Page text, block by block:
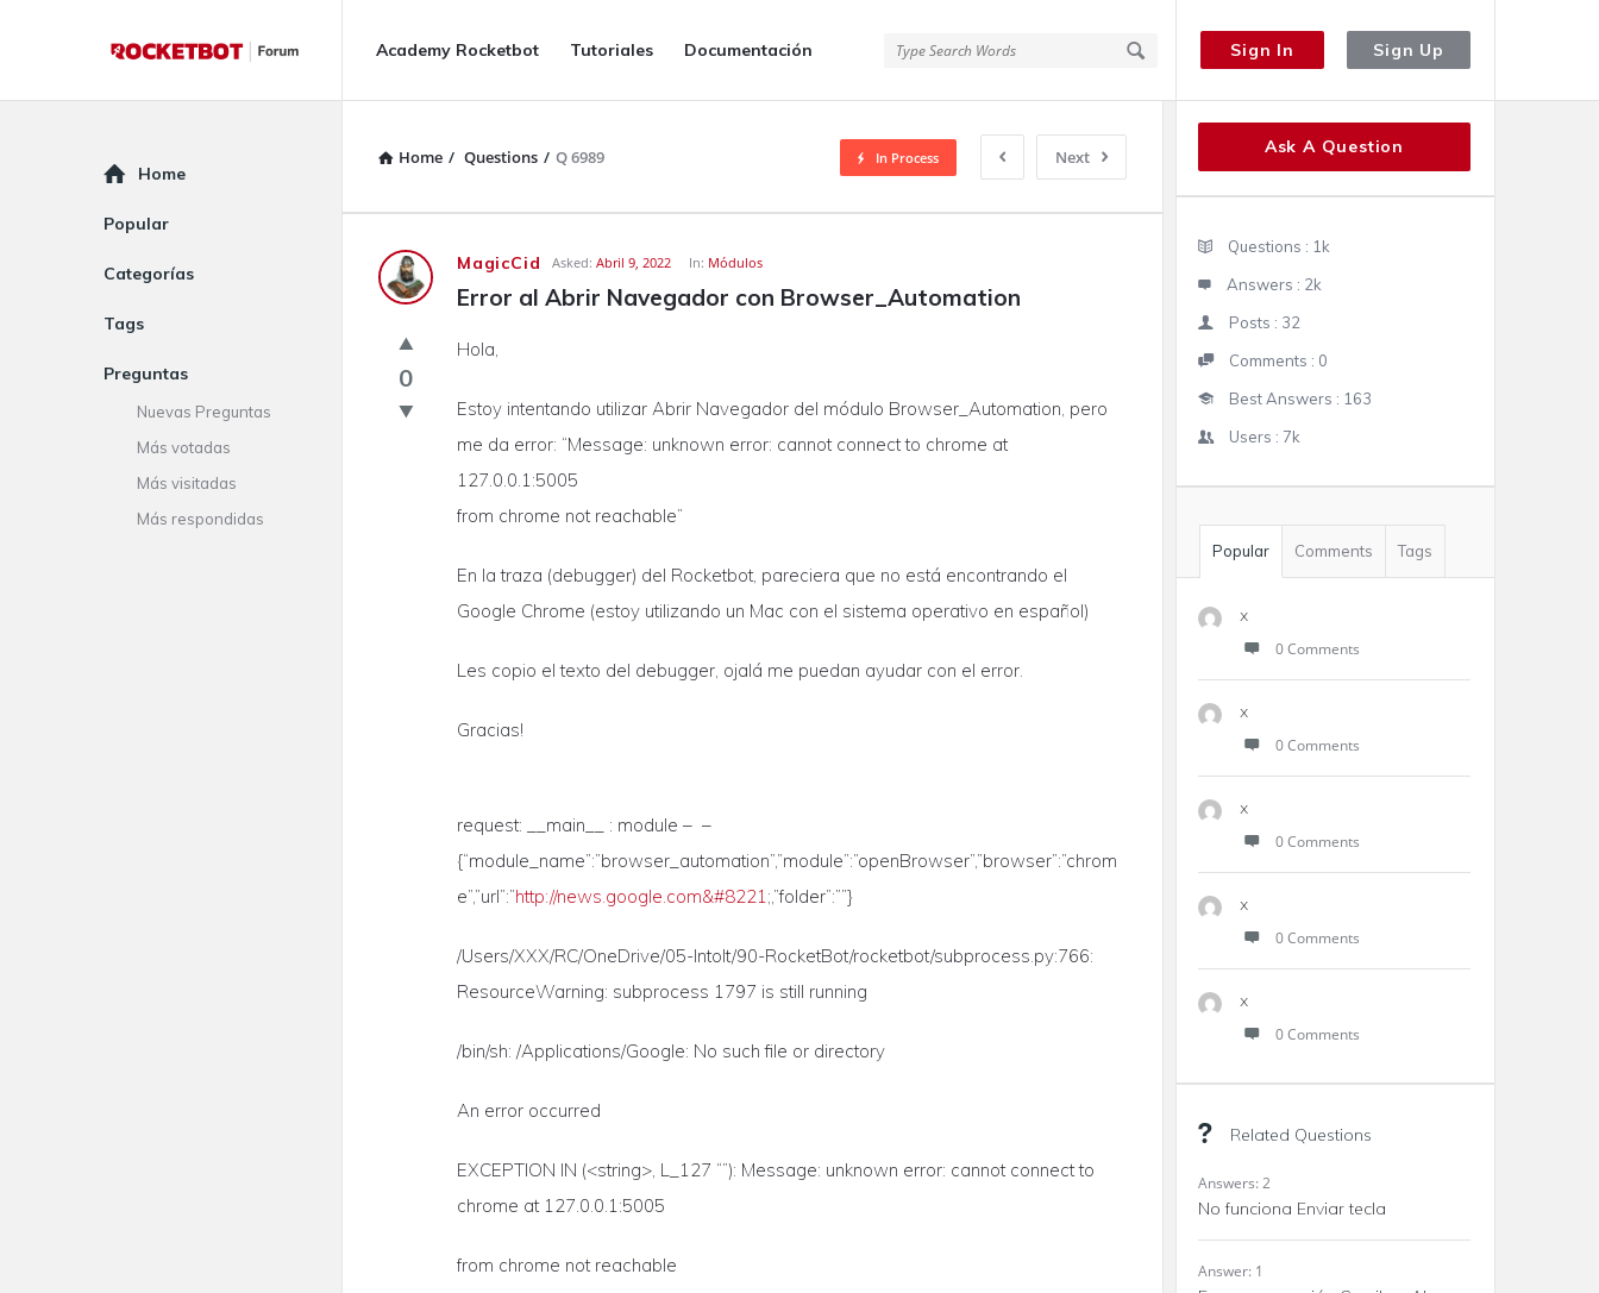
Sign In Sign Up
Forum
Forum
Navigation
Academy Rocketbot Tutoriales Documentación
Home / Questions / Q 6989 Next
In Process
Rocketbot
Forum
Latest
Questions
MagicCid Asked: Abril 9, 2022 In: Módulos
Error al Abrir Navegador con Browser_Automation
0
Hola,
Estoy intentando utilizar Abrir Navegador del módulo Browser_Automation, pero
me da error: “Message: unknown error: cannot connect to chrome at
127.0.0.1:5005
from chrome not reachable”
En la traza (debugger) del Rocketbot, pareciera que no está encontrando el
Google Chrome (estoy utilizando un Mac con el sistema operativo en español)
Les copio el texto del debugger, ojalá me puedan ayudar con el error.
Gracias!
request: __main__ : module – –
{“module_name”:”browser_automation”,”module”:”openBrowser”,”browser”:”chrom
e”,”url”:”http://news.google.com&#8221;,”folder”:””}
/Users/XXX/RC/OneDrive/05-IntoIt/90-RocketBot/rocketbot/subprocess.py:766:
ResourceWarning: subprocess 1797 is still running
/bin/sh: /Applications/Google: No such file or directory
An error occurred
EXCEPTION IN (<string>, L_127 “”): Message: unknown error: cannot connect to
chrome at 127.0.0.1:5005
from chrome not reachable
Sidebar
Ask A Question
Stats
Questions : 1k
Answers : 2k
Posts : 32
Comments : 0
Best Answers : 163
Users : 7k
Popular Comments Tags
x
0 Comments
x
0 Comments
x
0 Comments
x
0 Comments
x
0 Comments
Related Questions
Answers: 2
No funciona Enviar tecla
Answer: 1
Explore
Home
Popular
Categorías
Tags
Preguntas
Nuevas Preguntas
Más votadas
Más visitadas
Más respondidas